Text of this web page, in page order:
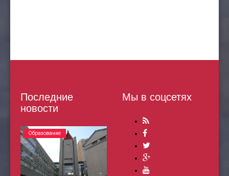
Последние
новости
Образование
Мы в соцсетях